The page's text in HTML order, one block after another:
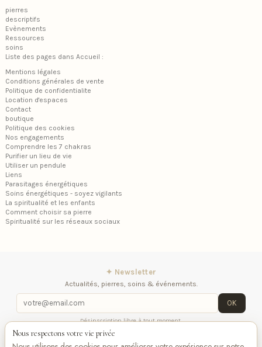
pierres
descriptifs
Evènements
Ressources
soins
Liste des pages dans Accueil :
Mentions légales
Conditions générales de vente
Politique de confidentialite
Location d'espaces
Contact
boutique
Politique des cookies
Nos engagements
Comprendre les 7 chakras
Purifier un lieu de vie
Utiliser un pendule
Liens
Parasitages énergétiques
Soins énergétiques - soyez vigilants
La spiritualité et les enfants
Comment choisir sa pierre
Spiritualité sur les réseaux sociaux
✦ Newsletter
Actualités, pierres, soins & événements.
OK
Désinscription libre à tout moment.
Mentions légales
Nous respectons votre vie privée